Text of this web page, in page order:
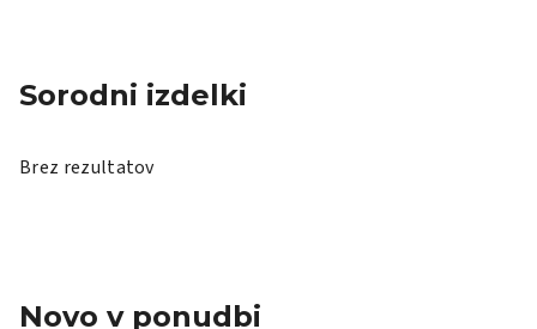
Sorodni izdelki
Brez rezultatov
Novo v ponudbi